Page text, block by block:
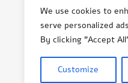
We use cookies to
serve personalized
By clicking "Accept
Customize
© Aneta